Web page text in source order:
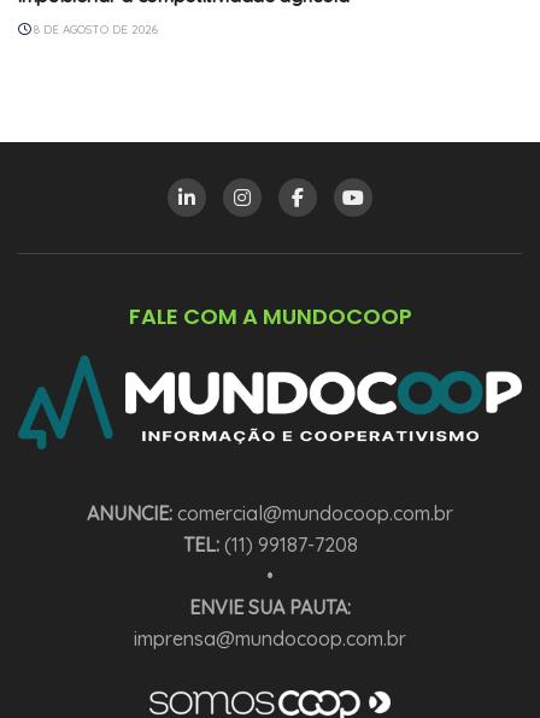
8 DE AGOSTO DE 2026
FALE COM A MUNDOCOOP
ANUNCIE: comercial@mundocoop.com.br
TEL:(11) 99187-7208
•
ENVIE SUA PAUTA:
imprensa@mundocoop.com.br